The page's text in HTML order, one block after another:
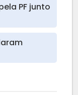
PF junto